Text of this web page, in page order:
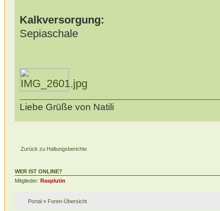
Kalkversorgung:
Sepiaschale
Liebe Grüße von Natili
Zurück zu Haltungsberichte
WER IST ONLINE?
Mitglieder: Rasplutin
Portal» Foren-Übersicht